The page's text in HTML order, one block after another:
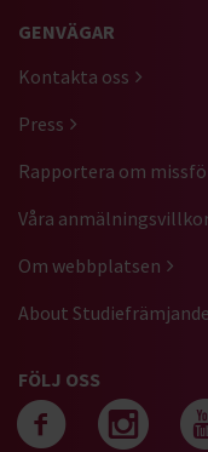
GENVÄGAR
Kontakta oss
Press
Rapportera om
Våra
Om webbplatsen
About
FÖLJ OSS